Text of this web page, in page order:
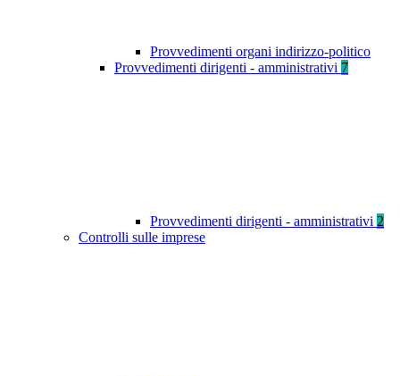
Provvedimenti organi indirizzo-politico
Provvedimenti dirigenti - amministrativi 7
Provvedimenti dirigenti - amministrativi 2
Controlli sulle imprese